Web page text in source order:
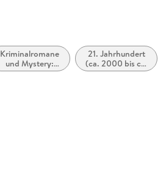
Kriminalromane
und Mystery:
weibliche
21. Jahrhundert
(ca. 2000 bis ca.
2100)